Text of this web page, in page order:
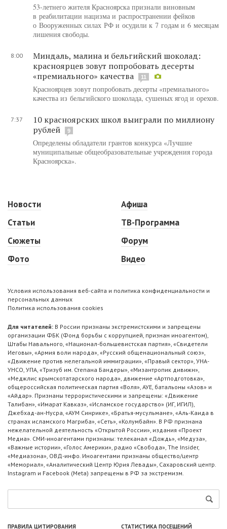
53-летнего жителя Красноярска признали виновным
в реабилитации нацизма и распространении фейков
о Вооруженных силах РФ и осудили к 7 годам и 6 месяцам
лишения свободы.
8:00
Миндаль, малина и бельгийский шоколад:
красноярцев зовут попробовать десерты
«премиального» качества
11
Красноярцев зовут попробовать десерты «премиального»
качества из бельгийского шоколада, сушеных ягод и орехов.
7:37
10 красноярских школ выиграли по миллиону
рублей
9
Определены обладатели грантов конкурса «Лучшие
муниципальные общеобразовательные учреждения города
Красноярска».
Новости
Статьи
Сюжеты
Фото
Афиша
ТВ-Программа
Форум
Видео
Условия использования веб-сайта и политика конфиденциальности и
персональных данных
Политика использования cookies
Для читателей: В России признаны экстремистскими и запрещены
организации ФБК (Фонд борьбы с коррупцией, признан иноагентом),
Штабы Навального, «Национал-большевистская партия», «Свидетели
Иеговы», «Армия воли народа», «Русский общенациональный союз»,
«Движение против нелегальной иммиграции», «Правый сектор», УНА-
УНСО, УПА, «Тризуб им. Степана Бандеры», «Мизантропик дивижн»,
«Меджлис крымскотатарского народа», движение «Артподготовка»,
общероссийская политическая партия «Воля», АУЕ, батальоны «Азов» и
«Айдар». Признаны террористическими и запрещены: «Движение
Талибан», «Имарат Кавказ», «Исламское государство» (ИГ, ИГИЛ),
Джебхад-ан-Нусра, «АУМ Синрике», «Братья-мусульмане», «Аль-Каида в
странах исламского Магриба», «Сеть», «Колумбайн». В РФ признана
нежелательной деятельность «Открытой России», издания «Проект
Медиа». СМИ-иноагентами признаны: телеканал «Дождь», «Медуза»,
«Важные истории», «Голос Америки», радио «Свобода», The Insider,
«Медиазона», ОВД-инфо. Иноагентами признаны общество/центр
«Мемориал», «Аналитический Центр Юрия Левады», Сахаровский центр.
Instagram и Facebook (Metа) запрещены в РФ за экстремизм.
ПРАВИЛА ЦИТИРОВАНИЯ СТАТИСТИКА ПОСЕЩЕНИЙ